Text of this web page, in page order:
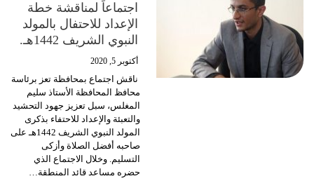
اجتماعاً لمناقشة خطة
الإعداد للاحتفال بالمولد
النبوي الشريف 1442هـ.
أكتوبر 5, 2020
ناقش اجتماع بمحافظة تعز برئاسة
محافظ المحافظة الأستاذ سليم
المغلس، سبل تعزيز جهود التحشيد
والتعبئة والإعداد للاحتفاء بذكرى
المولد النبوي الشريف 1442هـ على
صاحبه أفضل الصلاة وأزكى
التسليم. وخلال الاجتماع الذي
حضره مساعد قائد المنطقة…